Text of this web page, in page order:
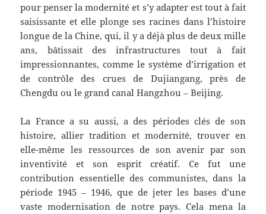
pour penser la modernité et s’y adapter est tout à fait
saisissante et elle plonge ses racines dans l’histoire
longue de la Chine, qui, il y a déjà plus de deux mille
ans, bâtissait des infrastructures tout à fait
impressionnantes, comme le système d’irrigation et
de contrôle des crues de Dujiangang, près de
Chengdu ou le grand canal Hangzhou – Beijing.
La France a su aussi, a des périodes clés de son
histoire, allier tradition et modernité, trouver en
elle-même les ressources de son avenir par son
inventivité et son esprit créatif. Ce fut une
contribution essentielle des communistes, dans la
période 1945 – 1946, que de jeter les bases d’une
vaste modernisation de notre pays. Cela mena la